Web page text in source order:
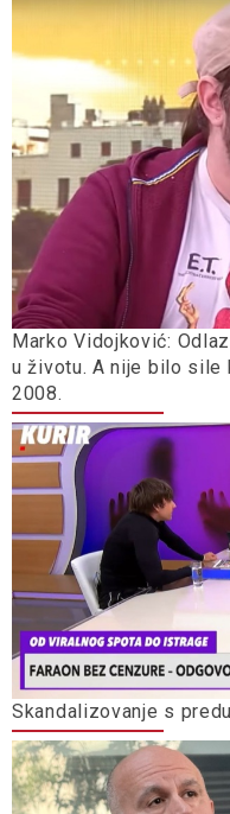
Marko Vidojković:
u životu. A nije bilo sile
2008.
Skandalizovanje s